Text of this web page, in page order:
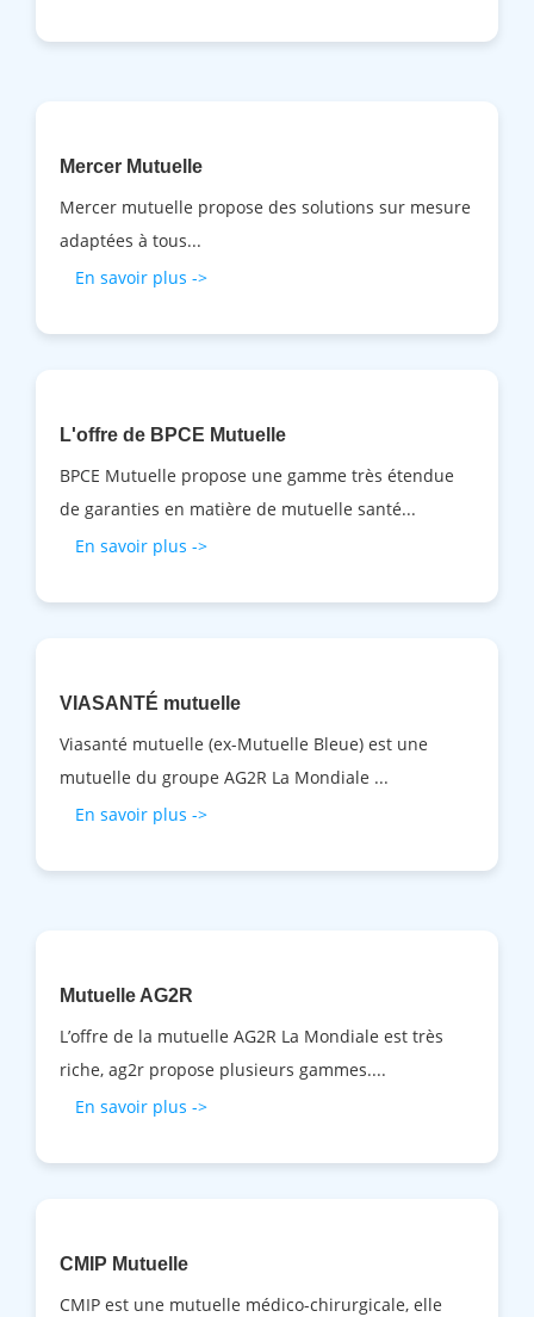
Mercer Mutuelle
Mercer mutuelle propose des solutions sur mesure
adaptées à tous...
En savoir plus ->
L'offre de BPCE Mutuelle
BPCE Mutuelle propose une gamme très étendue
de garanties en matière de mutuelle santé...
En savoir plus ->
VIASANTÉ mutuelle
Viasanté mutuelle (ex-Mutuelle Bleue) est une
mutuelle du groupe AG2R La Mondiale ...
En savoir plus ->
Mutuelle AG2R
L’offre de la mutuelle AG2R La Mondiale est très
riche, ag2r propose plusieurs gammes....
En savoir plus ->
CMIP Mutuelle
CMIP est une mutuelle médico-chirurgicale, elle